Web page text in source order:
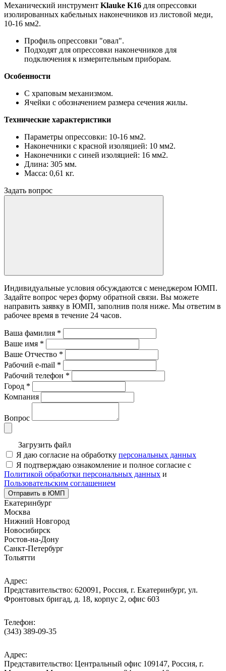
Механический инструмент Klauke K16 для опрессовки
изолированных кабельных наконечников из листовой меди,
10-16 мм2.
Профиль опрессовки "овал".
Подходят для опрессовки наконечников для
подключения к измерительным приборам.
Особенности
С храповым механизмом.
Ячейки с обозначением размера сечения жилы.
Технические характеристики
Параметры опрессовки: 10-16 мм2.
Наконечники с красной изоляцией: 10 мм2.
Наконечники с синей изоляцией: 16 мм2.
Длина: 305 мм.
Масса: 0,61 кг.
Задать вопрос
Индивидуальные условия обсуждаются с менеджером ЮМП.
Задайте вопрос через форму обратной связи. Вы можете
направить заявку в ЮМП, заполнив поля ниже. Mы ответим в
рабочее время в течение 24 часов.
Ваша фамилия *
Ваше имя *
Ваше Отчество *
Рабочий e-mail *
Рабочий телефон *
Город *
Компания
Вопрос
Загрузить файл
Я даю согласие на обработку персональных данных
Я подтверждаю ознакомление и полное согласие с
Политикой обработки персональных данных и
Пользовательским соглашением
Отправить в ЮМП
Екатеринбург
Москва
Нижний Новгород
Новосибирск
Ростов-на-Дону
Санкт-Петербург
Тольятти
Адрес:
Представительство: 620091, Россия, г. Екатеринбург, ул.
Фронтовых бригад, д. 18, корпус 2, офис 603
Телефон:
(343) 389-09-35
Адрес:
Представительство: Центральный офис 109147, Россия, г.